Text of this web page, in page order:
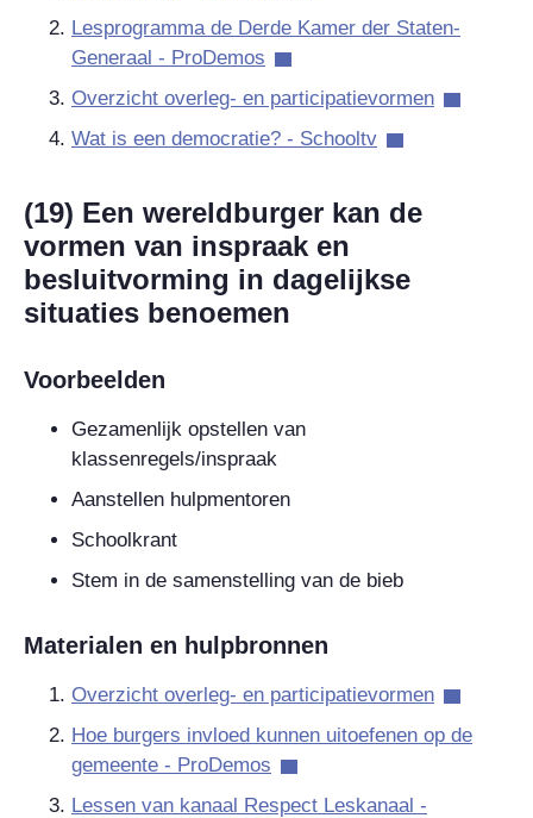
Lesprogramma de Derde Kamer der Staten-
Generaal - ProDemos
Overzicht overleg- en participatievormen
Wat is een democratie? - Schooltv
(19) Een wereldburger kan de
vormen van inspraak en
besluitvorming in dagelijkse
situaties benoemen
Voorbeelden
Gezamenlijk opstellen van
klassenregels/inspraak
Aanstellen hulpmentoren
Schoolkrant
Stem in de samenstelling van de bieb
Materialen en hulpbronnen
Overzicht overleg- en participatievormen
Hoe burgers invloed kunnen uitoefenen op de
gemeente - ProDemos
Lessen van kanaal Respect Leskanaal -